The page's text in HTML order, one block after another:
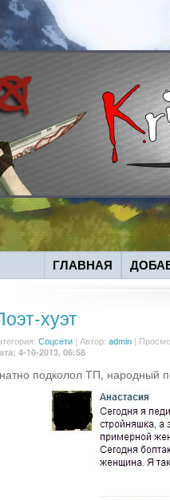
ГЛАВНАЯ
хуэт
Соцсети | Автор: admin |
4-10-2013, 06:58
подколол ТП, народный